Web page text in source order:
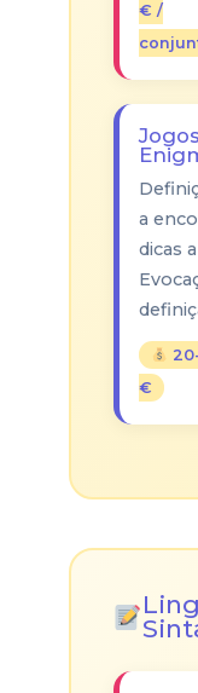
€ /
a
dicas
€